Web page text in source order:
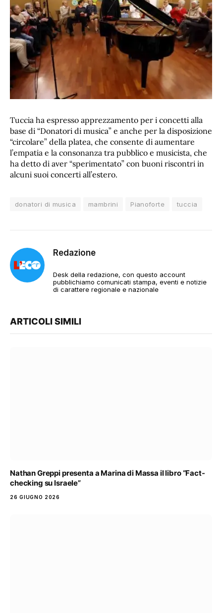
Tuccia ha espresso apprezzamento per i concetti alla
base di “Donatori di musica” e anche per la disposizione
“circolare” della platea, che consente di aumentare
l’empatia e la consonanza tra pubblico e musicista, che
ha detto di aver “sperimentato” con buoni riscontri in
alcuni suoi concerti all’estero.
donatori di musica mambrini Pianoforte tuccia
Redazione
Desk della redazione, con questo account
pubblichiamo comunicati stampa, eventi e notizie
di carattere regionale e nazionale
ARTICOLI SIMILI
Nathan Greppi presenta a Marina di Massa il libro “Fact-
checking su Israele”
26 GIUGNO 2026